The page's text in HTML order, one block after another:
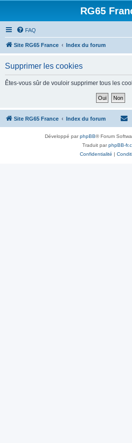
RG65
FAQ
Site RG65 France Index du forum
Supprimer les cookies
Êtes-vous sûr de vouloir supprimer tous les
Site RG65 France Index du forum
Développé parphpBB® Forum
Traduit parphpBB-
Confidentialité |